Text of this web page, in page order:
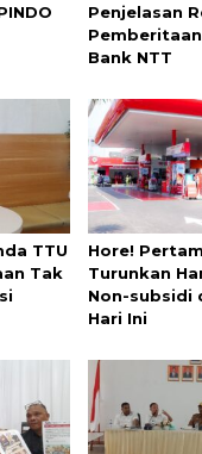
Penjelasan
Bank NTT
TTU
Tak
Hore!
Turunkan
Non-subsidi
Hari Ini